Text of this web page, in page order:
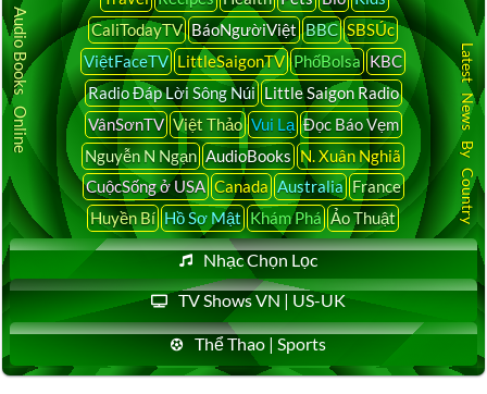
CaliTodayTV BáoNgườiViệt BBC SBSÚc
ViệtFaceTV LittleSaigonTV PhốBolsa KBC
Radio Đáp Lời Sông Núi Little Saigon Radio
VânSơnTV Việt Thảo Vui Lạ Đọc Báo Vẹm
Nguyễn N Ngạn AudioBooks N. Xuân Nghiã
CuộcSống ở USA Canada Australia France
Huyền Bí Hồ Sơ Mật Khám Phá Ảo Thuật
Nhạc Chọn Lọc
TV Shows VN | US-UK
Thể Thao | Sports
Audio Books Online Latest News By Country